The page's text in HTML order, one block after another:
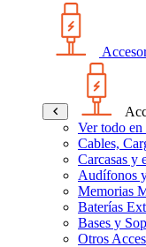
Ver todo en
Cables,
Carcasas y
Audífonos
Memorias
Baterías
Bases y
Otros